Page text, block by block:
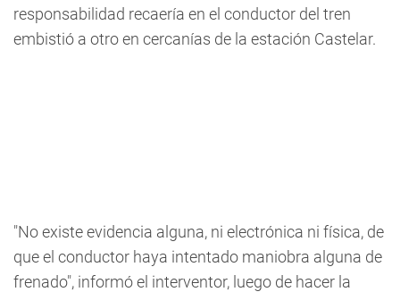
responsabilidad recaería en el conductor del tren
embistió a otro en cercanías de la estación Castelar.
"No existe evidencia alguna, ni electrónica ni física, de
que el conductor haya intentado maniobra alguna de
frenado", informó el interventor, luego de hacer la